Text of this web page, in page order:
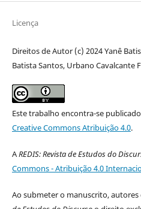
Licença
Direitos de Autor (c) 2024 Yanê
Batista Santos, Urbano Cavalcante
Este trabalho encontra-se
Creative Commons Atribuição 4.0.
AREDIS: Revista de Estudos do
Commons - Atribuição 4.0
Ao submeter o manuscrito, autores